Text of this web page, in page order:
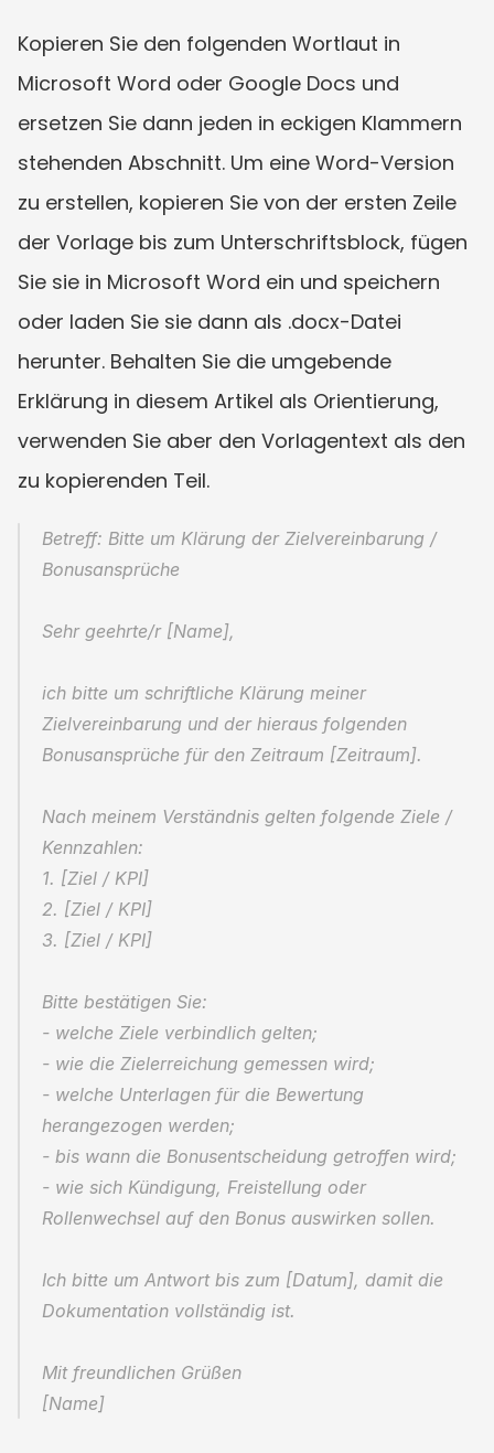
Kopieren Sie den folgenden Wortlaut in
Microsoft Word oder Google Docs und
ersetzen Sie dann jeden in eckigen Klammern
stehenden Abschnitt. Um eine Word-Version
zu erstellen, kopieren Sie von der ersten Zeile
der Vorlage bis zum Unterschriftsblock, fügen
Sie sie in Microsoft Word ein und speichern
oder laden Sie sie dann als .docx-Datei
herunter. Behalten Sie die umgebende
Erklärung in diesem Artikel als Orientierung,
verwenden Sie aber den Vorlagentext als den
zu kopierenden Teil.
Betreff: Bitte um Klärung der Zielvereinbarung /
Bonusansprüche
Sehr geehrte/r [Name],
ich bitte um schriftliche Klärung meiner
Zielvereinbarung und der hieraus folgenden
Bonusansprüche für den Zeitraum [Zeitraum].
Nach meinem Verständnis gelten folgende Ziele /
Kennzahlen:
1. [Ziel / KPI]
2. [Ziel / KPI]
3. [Ziel / KPI]
Bitte bestätigen Sie:
- welche Ziele verbindlich gelten;
- wie die Zielerreichung gemessen wird;
- welche Unterlagen für die Bewertung
herangezogen werden;
- bis wann die Bonusentscheidung getroffen wird;
- wie sich Kündigung, Freistellung oder
Rollenwechsel auf den Bonus auswirken sollen.
Ich bitte um Antwort bis zum [Datum], damit die
Dokumentation vollständig ist.
Mit freundlichen Grüßen
[Name]